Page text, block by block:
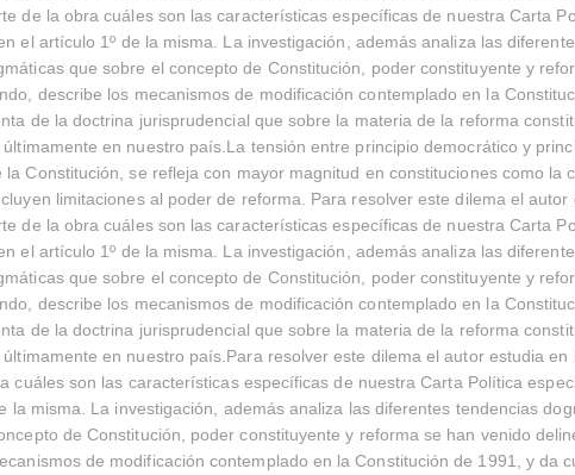
de la obra cuáles son las características específicas de nuestra Carta
el artículo 1º de la misma. La investigación, además analiza las
que sobre el concepto de Constitución, poder constituyente y
describe los mecanismos de modificación contemplado en la
de la doctrina jurisprudencial que sobre la materia de la reforma
en nuestro país.La tensión entre principio democrático y
Constitución, se refleja con mayor magnitud en constituciones como la
limitaciones al poder de reforma. Para resolver este dilema el autor
de la obra cuáles son las características específicas de nuestra Carta
el artículo 1º de la misma. La investigación, además analiza las
que sobre el concepto de Constitución, poder constituyente y
describe los mecanismos de modificación contemplado en la
de la doctrina jurisprudencial que sobre la materia de la reforma
en nuestro país.Para resolver este dilema el autor estudia en
cuáles son las características específicas de nuestra Carta Política
la misma. La investigación, además analiza las diferentes tendencias
de Constitución, poder constituyente y reforma se han venido
de modificación contemplado en la Constitución de 1991, y da